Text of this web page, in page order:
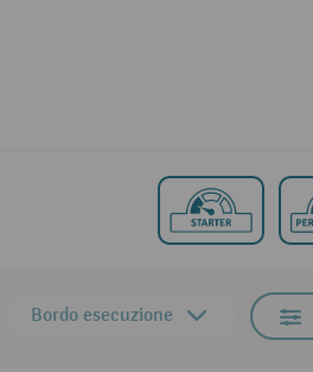
Bordo esecuzione